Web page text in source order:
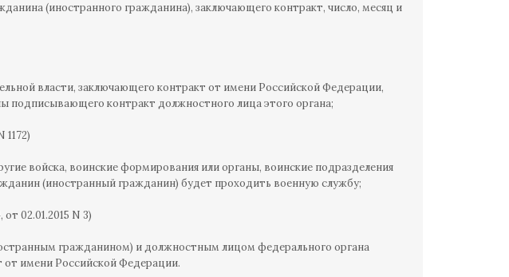
(иностранного гражданина), заключающего контракт, число, месяц и
власти, заключающего контракт от имени Российской Федерации,
подписывающего контракт должностного лица этого органа;
1172)
войска, воинские формирования или органы, воинские подразделения
(иностранный гражданин) будет проходить военную службу;
02.01.2015 N 3)
гражданином) и должностным лицом федерального органа
от имени Российской Федерации.